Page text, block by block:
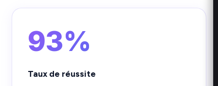
93%
Taux de réussite